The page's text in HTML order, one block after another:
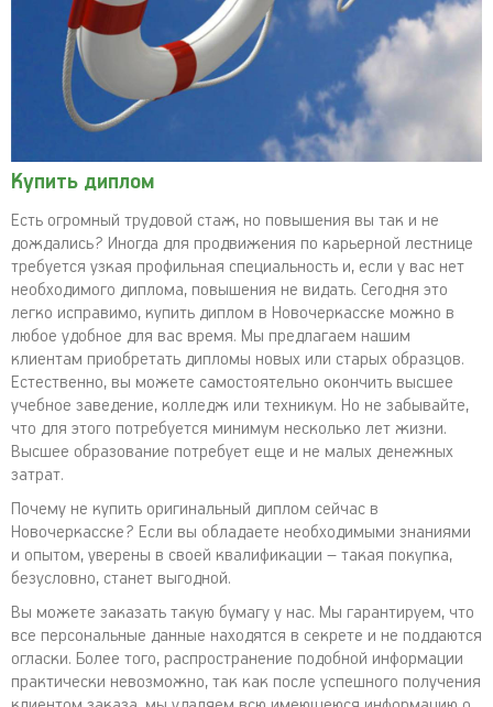
Купить диплом
Есть огромный трудовой стаж, но повышения вы так и не
дождались? Иногда для продвижения по карьерной лестнице
требуется узкая профильная специальность и, если у вас нет
необходимого диплома, повышения не видать. Сегодня это
легко исправимо, купить диплом в Новочеркасске можно в
любое удобное для вас время. Мы предлагаем нашим
клиентам приобретать дипломы новых или старых образцов.
Естественно, вы можете самостоятельно окончить высшее
учебное заведение, колледж или техникум. Но не забывайте,
что для этого потребуется минимум несколько лет жизни.
Высшее образование потребует еще и не малых денежных
затрат.
Почему не купить оригинальный диплом сейчас в
Новочеркасске? Если вы обладаете необходимыми знаниями
и опытом, уверены в своей квалификации – такая покупка,
безусловно, станет выгодной.
Вы можете заказать такую бумагу у нас. Мы гарантируем, что
все персональные данные находятся в секрете и не поддаются
огласки. Более того, распространение подобной информации
практически невозможно, так как после успешного получения